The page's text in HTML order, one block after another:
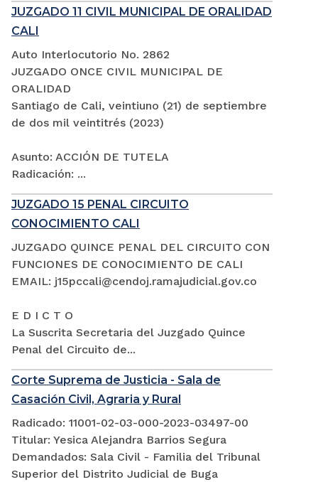
JUZGADO 11 CIVIL MUNICIPAL DE ORALIDAD
CALI
Auto Interlocutorio No. 2862
JUZGADO ONCE CIVIL MUNICIPAL DE
ORALIDAD
Santiago de Cali, veintiuno (21) de septiembre
de dos mil veintitrés (2023)
Asunto: ACCIÓN DE TUTELA
Radicación: ...
JUZGADO 15 PENAL CIRCUITO
CONOCIMIENTO CALI
JUZGADO QUINCE PENAL DEL CIRCUITO CON
FUNCIONES DE CONOCIMIENTO DE CALI
EMAIL: j15pccali@cendoj.ramajudicial.gov.co
E D I C T O
La Suscrita Secretaria del Juzgado Quince
Penal del Circuito de...
Corte Suprema de Justicia - Sala de
Casación Civil, Agraria y Rural
Radicado: 11001-02-03-000-2023-03497-00
Titular: Yesica Alejandra Barrios Segura
Demandados: Sala Civil - Familia del Tribunal
Superior del Distrito Judicial de Buga